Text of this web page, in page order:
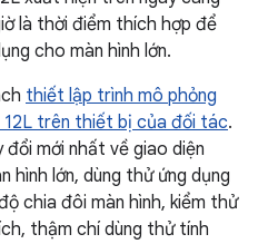
là thời điểm thích hợp để
cho màn hình lớn.
thiết lập trình mô phỏng
trên thiết bị của đối tác.
mới nhất về giao diện
hình lớn, dùng thử ứng dụng
chia đôi màn hình, kiểm thử
thậm chí dùng thử tính